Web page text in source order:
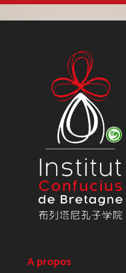
A propos